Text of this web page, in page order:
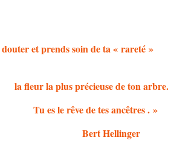
et prends soin de ta « rareté »
précieuse de ton arbre.
de tes ancêtres . »